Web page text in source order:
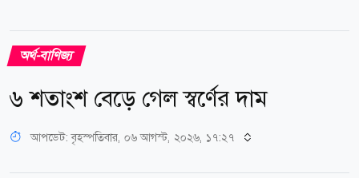
অর্থ-বাণিজ্য
৬ শতাংশ বেড়ে গেল স্বর্ণের দাম
আপডেট: বৃহস্পতিবার, ০৬ আগস্ট, ২০২৬, ১৭:২৭